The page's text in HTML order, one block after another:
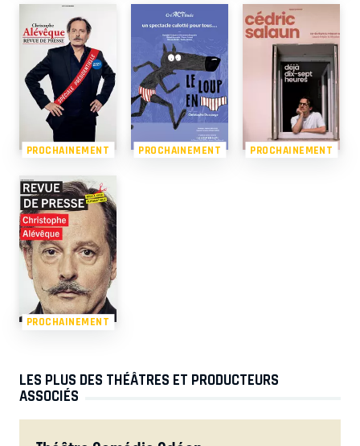
PROCHAINEMENT PROCHAINEMENT PROCHAINEMENT
PROCHAINEMENT
LES PLUS DES THÉÂTRES ET PRODUCTEURS
ASSOCIÉS